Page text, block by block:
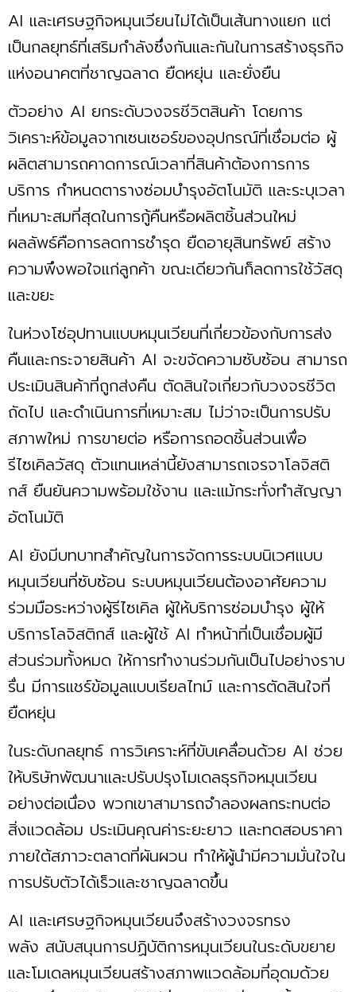
AI และเศรษฐกิจหมุนเวียนไม่ได้เป็นเส้นทางแยก แต่
เป็นกลยุทธ์ที่เสริมกำลังซึ่งกันและกันในการสร้างธุรกิจ
แห่งอนาคตที่ชาญฉลาด ยืดหยุ่น และยั่งยืน
ตัวอย่าง AI ยกระดับวงจรชีวิตสินค้า โดยการ
วิเคราะห์ข้อมูลจากเซนเซอร์ของอุปกรณ์ที่เชื่อมต่อ ผู้
ผลิตสามารถคาดการณ์เวลาที่สินค้าต้องการการ
บริการ กำหนดตารางซ่อมบำรุงอัตโนมัติ และระบุเวลา
ที่เหมาะสมที่สุดในการกู้คืนหรือผลิตชิ้นส่วนใหม่
ผลลัพธ์คือการลดการชำรุด ยืดอายุสินทรัพย์ สร้าง
ความพึงพอใจแก่ลูกค้า ขณะเดียวกันก็ลดการใช้วัสดุ
และขยะ
ในห่วงโซ่อุปทานแบบหมุนเวียนที่เกี่ยวข้องกับการส่ง
คืนและกระจายสินค้า AI จะขจัดความซับซ้อน สามารถ
ประเมินสินค้าที่ถูกส่งคืน ตัดสินใจเกี่ยวกับวงจรชีวิต
ถัดไป และดำเนินการที่เหมาะสม ไม่ว่าจะเป็นการปรับ
สภาพใหม่ การขายต่อ หรือการถอดชิ้นส่วนเพื่อ
รีไซเคิลวัสดุ ตัวแทนเหล่านี้ยังสามารถเจรจาโลจิสติ
กส์ ยืนยันความพร้อมใช้งาน และแม้กระทั่งทำสัญญา
อัตโนมัติ
AI ยังมีบทบาทสำคัญในการจัดการระบบนิเวศแบบ
หมุนเวียนที่ซับซ้อน ระบบหมุนเวียนต้องอาศัยความ
ร่วมมือระหว่างผู้รีไซเคิล ผู้ให้บริการซ่อมบำรุง ผู้ให้
บริการโลจิสติกส์ และผู้ใช้ AI ทำหน้าที่เป็นเชื่อมผู้มี
ส่วนร่วมทั้งหมด ให้การทำงานร่วมกันเป็นไปอย่างราบ
รื่น มีการแชร์ข้อมูลแบบเรียลไทม์ และการตัดสินใจที่
ยืดหยุ่น
ในระดับกลยุทธ์ การวิเคราะห์ที่ขับเคลื่อนด้วย AI ช่วย
ให้บริษัทพัฒนาและปรับปรุงโมเดลธุรกิจหมุนเวียน
อย่างต่อเนื่อง พวกเขาสามารถจำลองผลกระทบต่อ
สิ่งแวดล้อม ประเมินคุณค่าระยะยาว และทดสอบราคา
ภายใต้สภาวะตลาดที่ผันผวน ทำให้ผู้นำมีความมั่นใจใน
การปรับตัวได้เร็วและชาญฉลาดขึ้น
AI และเศรษฐกิจหมุนเวียนจึงสร้างวงจรทรง
พลัง สนับสนุนการปฏิบัติการหมุนเวียนในระดับขยาย
และโมเดลหมุนเวียนสร้างสภาพแวดล้อมที่อุดมด้วย